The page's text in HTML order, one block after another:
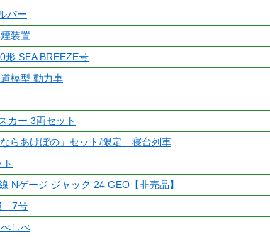
バー
装置
形 SEA BREEZE号
模型 動力車
カー 3両セット
らあけぼの」セット/限定 寝台列車
Nゲージ ジャック 24 GEO【非売品】
7号
しべ